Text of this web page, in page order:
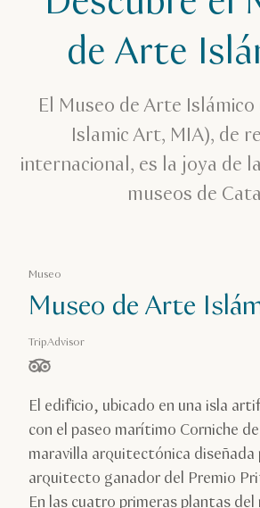
Museos
Museo de Arte Islámico
de Arte
El Museo de Arte
Islamic Art, MIA), de
internacional, es la joya de
museos de
Museo
Museo de Arte
TripAdvisor
estrella(s) de 5 en función de
El edificio, ubicado en una isla
con el paseo marítimo Corniche
maravilla arquitectónica diseñada
arquitecto ganador del Premio
En las cuatro primeras plantas del